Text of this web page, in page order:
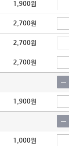
1,900원
2,700원
2,700원
2,700원
1,900원
1,000원